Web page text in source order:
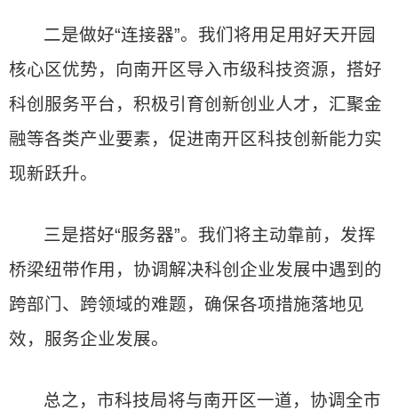
二是做好“连接器”。我们将用足用好天开园
核心区优势，向南开区导入市级科技资源，搭好
科创服务平台，积极引育创新创业人才，汇聚金
融等各类产业要素，促进南开区科技创新能力实
现新跃升。
三是搭好“服务器”。我们将主动靠前，发挥
桥梁纽带作用，协调解决科创企业发展中遇到的
跨部门、跨领域的难题，确保各项措施落地见
效，服务企业发展。
总之，市科技局将与南开区一道，协调全市